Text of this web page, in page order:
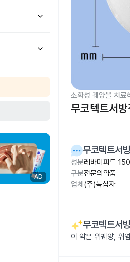
AD
소화성 궤양을 치료
무코텍트서
무코텍트서
성분레바미피드
구분전문의약품
업체 (주)녹십자
무코텍트서
이 약은 위궤양, 위